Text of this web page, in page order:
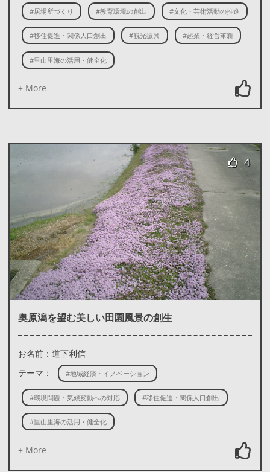
#居場所づくり #教育環境の創出 #文化・芸術活動の推進
#移住促進・関係人口創出 #観光振興 #起業・経営革新
#里山里海の活用・健全化
+ More
4
奥原潟を望む美しい田園風景の創生
お名前：道下利信
テーマ：
#地域経済・イノベーション
#環境問題・気候変動への対応 #移住促進・関係人口創出
#里山里海の活用・健全化
+ More